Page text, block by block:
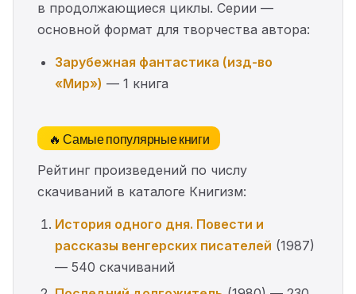
в продолжающиеся циклы. Серии —
основной формат для творчества автора:
Зарубежная фантастика (изд-во
«Мир») — 1 книга
🔥 Самые популярные книги
Рейтинг произведений по числу
скачиваний в каталоге Книгизм:
История одного дня. Повести и
рассказы венгерских писателей (1987)
— 540 скачиваний